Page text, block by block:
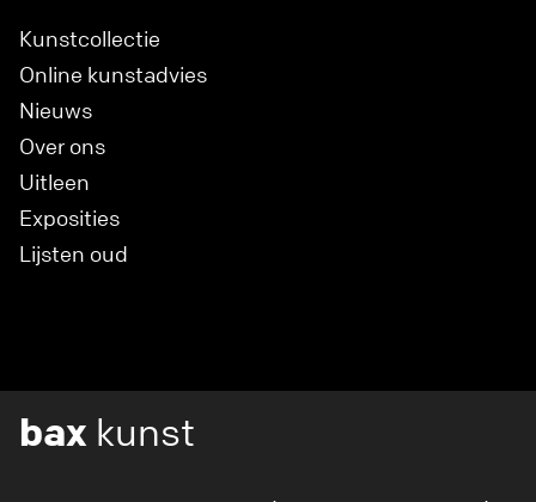
Kunstcollectie
Online kunstadvies
Nieuws
Over ons
Uitleen
Exposities
Lijsten oud
bax kunst